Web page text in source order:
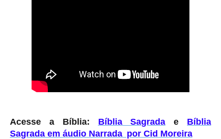
Acesse a Bíblia: Bíblia Sagrada e Bíblia
Sagrada em áudio Narrada por Cid Moreira